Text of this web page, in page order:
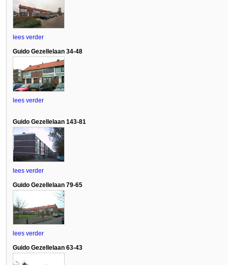
lees verder
Guido Gezellelaan 34-48
lees verder
Guido Gezellelaan 143-81
lees verder
Guido Gezellelaan 79-65
lees verder
Guido Gezellelaan 63-43